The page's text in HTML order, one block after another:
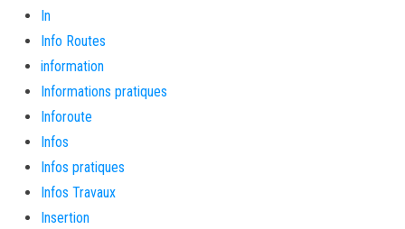
In
Info Routes
information
Informations pratiques
Inforoute
Infos
Infos pratiques
Infos Travaux
Insertion